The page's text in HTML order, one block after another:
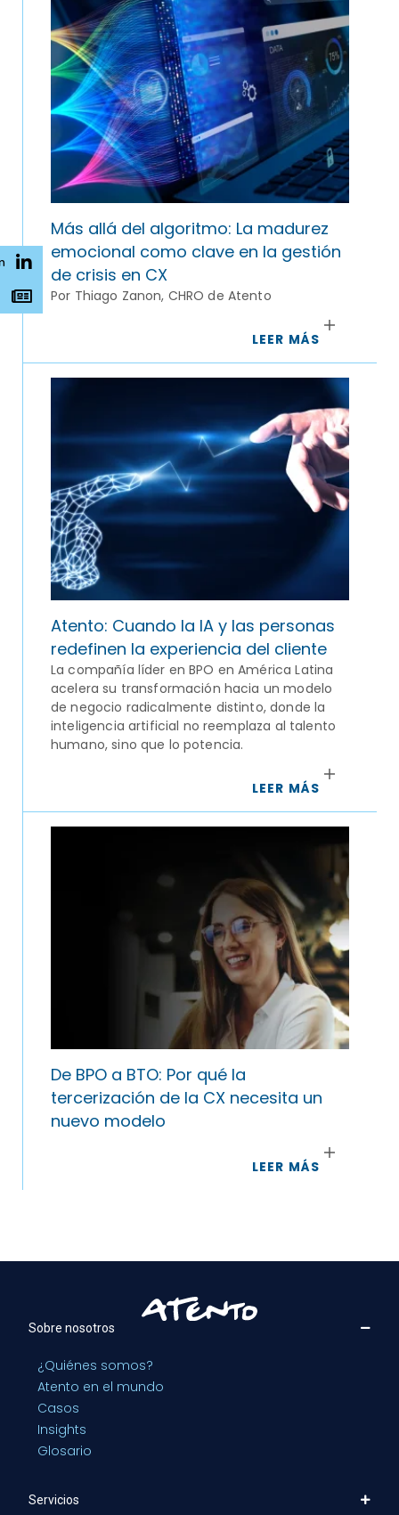
Más allá del algoritmo: La madurez
emocional como clave en la gestión
de crisis en CX
Por Thiago Zanon, CHRO de Atento
LEER MÁS
Atento: Cuando la IA y las personas
redefinen la experiencia del cliente
La compañía líder en BPO en América Latina
acelera su transformación hacia un modelo
de negocio radicalmente distinto, donde la
inteligencia artificial no reemplaza al talento
humano, sino que lo potencia.
LEER MÁS
De BPO a BTO: Por qué la
tercerización de la CX necesita un
nuevo modelo
LEER MÁS
Sobre nosotros
¿Quiénes somos?
Atento en el mundo
Casos
Insights
Glosario
Servicios